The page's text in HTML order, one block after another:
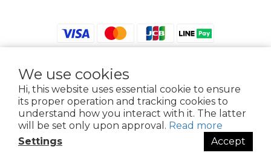
We use cookies
Hi, this website uses essential cookie to ensure
its proper operation and tracking cookies to
understand how you interact with it. The latter
will be set only upon approval. Read more
Settings
Accept
$ TWD English
2021 © iGreenbag | DoaBag | Working Hrs 8:30 - 18:00｜新北市新莊區中正路
659-5號3樓 | 02-2903-8800 | 統編 : 28396448 (唯一統編無關係企業)